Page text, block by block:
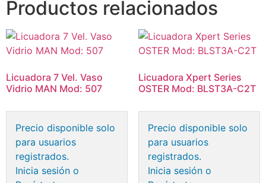
Productos relacionados
Licuadora 7 Vel. Vaso
Vidrio MAN Mod: 507
Precio disponible solo
para usuarios
registrados.
Inicia sesión o
Licuadora Xpert Series
OSTER Mod: BLST3A-C2T
Precio disponible solo
para usuarios
registrados.
Inicia sesión o